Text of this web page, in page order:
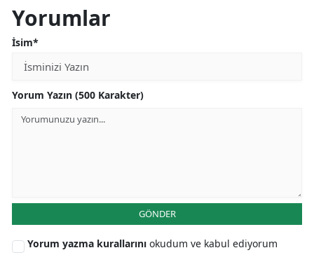
Yorumlar
İsim*
Yorum Yazın (500 Karakter)
GÖNDER
Yorum yazma kurallarını okudum ve kabul ediyorum